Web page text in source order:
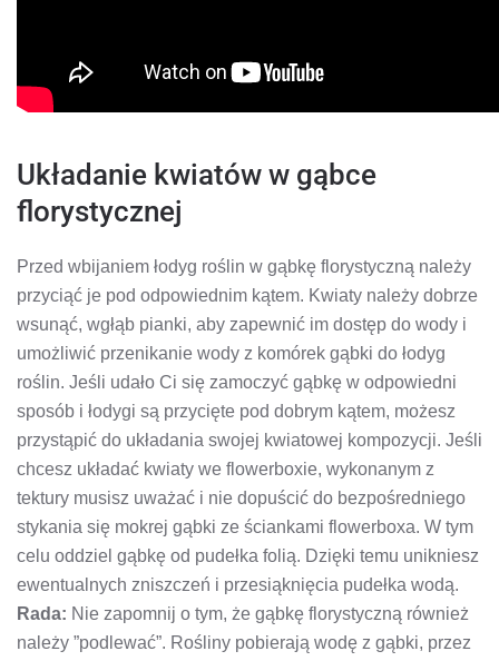
Układanie kwiatów w gąbce
florystycznej
Przed wbijaniem łodyg roślin w gąbkę florystyczną należy
przyciąć je pod odpowiednim kątem. Kwiaty należy dobrze
wsunąć, wgłąb pianki, aby zapewnić im dostęp do wody i
umożliwić przenikanie wody z komórek gąbki do łodyg
roślin. Jeśli udało Ci się zamoczyć gąbkę w odpowiedni
sposób i łodygi są przycięte pod dobrym kątem, możesz
przystąpić do układania swojej kwiatowej kompozycji. Jeśli
chcesz układać kwiaty we flowerboxie, wykonanym z
tektury musisz uważać i nie dopuścić do bezpośredniego
stykania się mokrej gąbki ze ściankami flowerboxa. W tym
celu oddziel gąbkę od pudełka folią. Dzięki temu unikniesz
ewentualnych zniszczeń i przesiąknięcia pudełka wodą.
Rada: Nie zapomnij o tym, że gąbkę florystyczną również
należy ”podlewać”. Rośliny pobierają wodę z gąbki, przez